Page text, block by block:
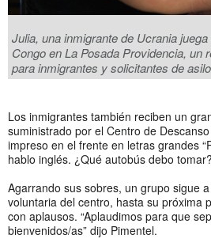
Julia, una inmigrante de Ucrania
Congo en La Posada Providencia, un
para inmigrantes y solicitantes de
Los inmigrantes también reciben un
suministrado por el Centro de
impreso en el frente en letras grandes
hablo inglés. ¿Qué autobús debo
Agarrando sus sobres, un grupo sigue
voluntaria del centro, hasta su próxima
con aplausos. “Aplaudimos para que
bienvenidos/as” dijo Pimentel.